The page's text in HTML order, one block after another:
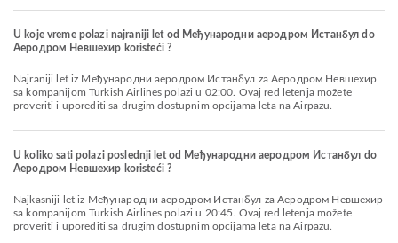
U koje vreme polazi najraniji let od Међународни аеродром Истанбул do
Aеродром Невшехир koristeći ?
Najraniji let iz Међународни аеродром Истанбул za Aеродром Невшехир
sa kompanijom Turkish Airlines polazi u 02:00. Ovaj red letenja možete
proveriti i uporediti sa drugim dostupnim opcijama leta na Airpazu.
U koliko sati polazi poslednji let od Међународни аеродром Истанбул do
Aеродром Невшехир koristeći ?
Najkasniji let iz Међународни аеродром Истанбул za Aеродром Невшехир
sa kompanijom Turkish Airlines polazi u 20:45. Ovaj red letenja možete
proveriti i uporediti sa drugim dostupnim opcijama leta na Airpazu.